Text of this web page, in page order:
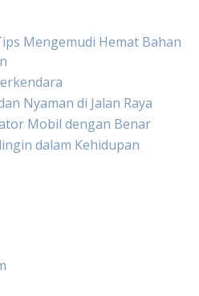
Mengemudi Hemat Bahan
Nyaman di Jalan Raya
Mobil dengan Benar
dalam Kehidupan